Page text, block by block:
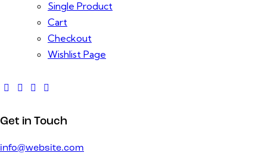
Single Product
Cart
Checkout
Wishlist Page
facebook-
twitter-
dribble-instagram
Get in Touch
info@website.com